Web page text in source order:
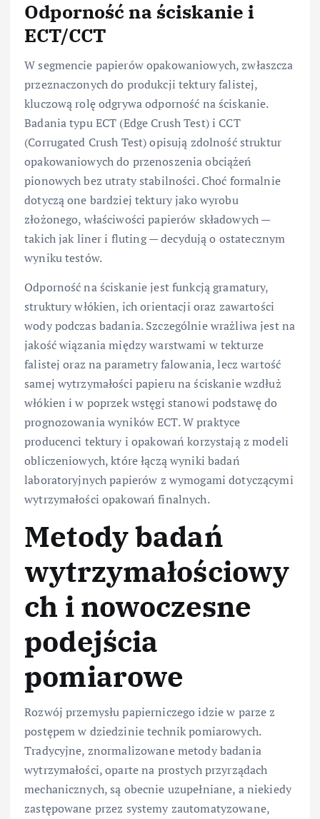
Odporność na ściskanie i
ECT/CCT
W segmencie papierów opakowaniowych, zwłaszcza
przeznaczonych do produkcji tektury falistej,
kluczową rolę odgrywa odporność na ściskanie.
Badania typu ECT (Edge Crush Test) i CCT
(Corrugated Crush Test) opisują zdolność struktur
opakowaniowych do przenoszenia obciążeń
pionowych bez utraty stabilności. Choć formalnie
dotyczą one bardziej tektury jako wyrobu
złożonego, właściwości papierów składowych —
takich jak liner i fluting — decydują o ostatecznym
wyniku testów.
Odporność na ściskanie jest funkcją gramatury,
struktury włókien, ich orientacji oraz zawartości
wody podczas badania. Szczególnie wrażliwa jest na
jakość wiązania między warstwami w tekturze
falistej oraz na parametry falowania, lecz wartość
samej wytrzymałości papieru na ściskanie wzdłuż
włókien i w poprzek wstęgi stanowi podstawę do
prognozowania wyników ECT. W praktyce
producenci tektury i opakowań korzystają z modeli
obliczeniowych, które łączą wyniki badań
laboratoryjnych papierów z wymogami dotyczącymi
wytrzymałości opakowań finalnych.
Metody badań
wytrzymałościowy
ch i nowoczesne
podejścia
pomiarowe
Rozwój przemysłu papierniczego idzie w parze z
postępem w dziedzinie technik pomiarowych.
Tradycyjne, znormalizowane metody badania
wytrzymałości, oparte na prostych przyrządach
mechanicznych, są obecnie uzupełniane, a niekiedy
zastępowane przez systemy zautomatyzowane,